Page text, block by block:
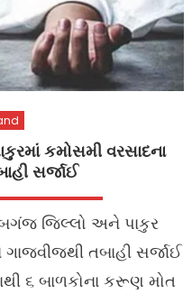
કમોસમી વરસાદના
સર્જાઈ
જિલ્લો અને પાકુર
તબાહી સર્જાઈ
૬ બાળકોના કરૂણ મોત